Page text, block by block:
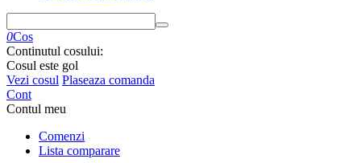
0Cos
Continutul cosului:
Cosul este gol
Vezi cosul Plaseaza comanda
Cont
Contul meu
Comenzi
Lista comparare